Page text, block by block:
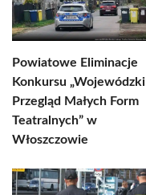
Powiatowe Eliminacje
Konkursu „Wojewódzki
Przegląd Małych Form
Teatralnych” w
Włoszczowie